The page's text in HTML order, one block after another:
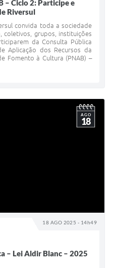
– Ciclo 2: Participe e
Riversul
convida toda a sociedade
coletivos, grupos, instituições
da Consulta Pública
Aplicação dos Recursos da
Fomento à Cultura (PNAB) –
18 AGO 2025 - 14h49
AGO
18
– Lei Aldir Blanc – 2025